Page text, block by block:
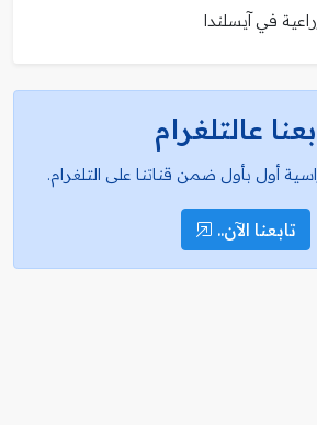
في آيسلندا
عالتلغرام
أول بأول ضمن قناتنا على التلغرام.
تابعنا الآن..